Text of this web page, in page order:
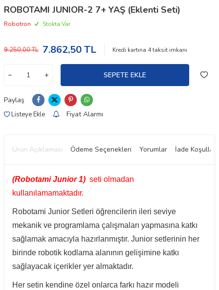
ROBOTAMI JUNIOR-2 7+ YAŞ (Eklenti Seti)
Robotron Stokta Var
9.250,00TL 7.862,50TL Kredi kartına 4taksit imkanı
SEPETE EKLE
Paylaş
Listeye Ekle Fiyat Alarmı
Ürün Açıklaması Ödeme Seçenekleri Yorumlar İade Koşulları
(Robotami Junior 1) seti olmadan
kullanılamamaktadır.
Robotami Junior Setleri öğrencilerin ileri seviye
mekanik ve programlama çalışmaları yapmasına katkı
sağlamak amacıyla hazırlanmıştır. Junior setlerinin her
birinde robotik kodlama alanının gelişimine katkı
sağlayacak içerikler yer almaktadır.
Her setin kendine özel onlarca farkı hazır modeli